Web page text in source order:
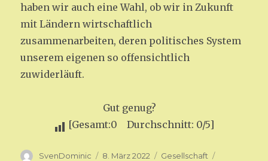
haben wir auch eine Wahl, ob wir in Zukunft
mit Ländern wirtschaftlich
zusammenarbeiten, deren politisches System
unserem eigenen so offensichtlich
zuwiderläuft.
Gut genug?
[Gesamt:0 Durchschnitt: 0/5]
Autor
SvenDominic
Veröffentlicht
8. März 2022 Kategorien
Gesellschaft